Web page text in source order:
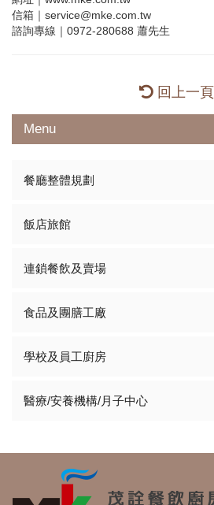
信箱｜service@mke.com.tw
諮詢專線｜0972-280688 蕭先生
回上一頁
Menu
餐廳整體規劃
飯店旅館
連鎖餐飲及賣場
食品及團膳工廠
學校及員工廚房
醫療/安養機構/月子中心